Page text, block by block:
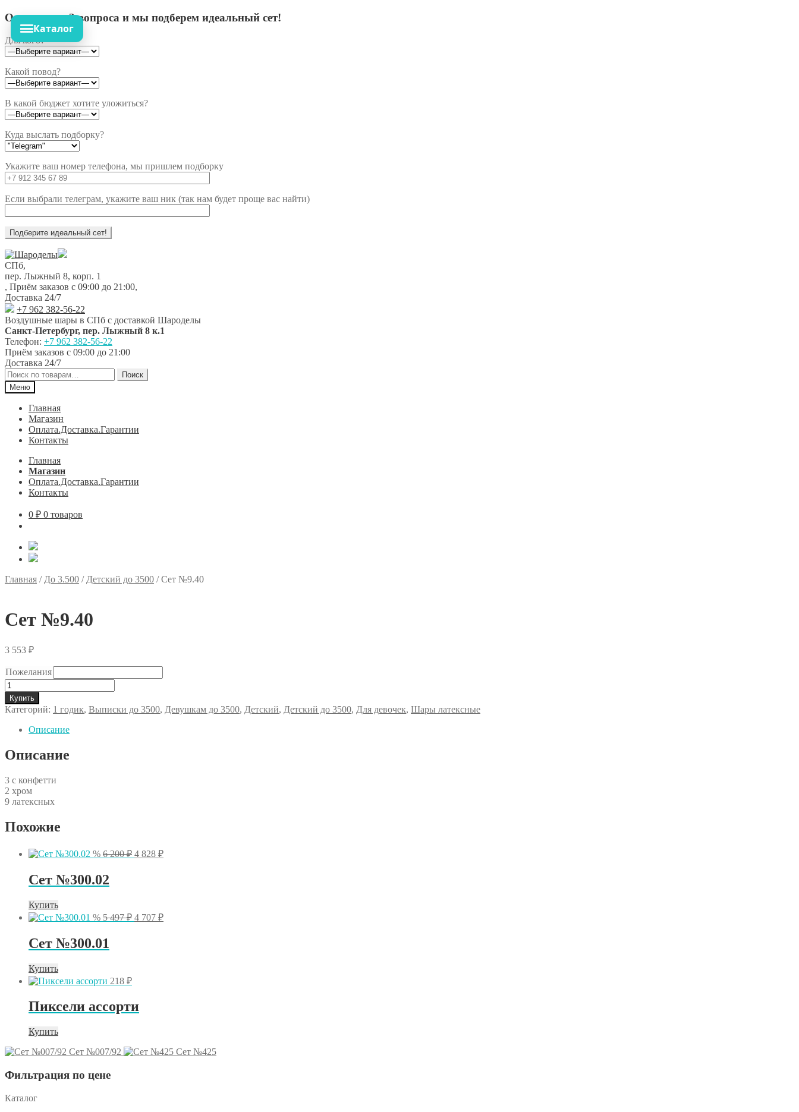
Ответьте на 3 вопроса и мы подберем идеальный сет!
Для кого?
Какой повод?
В какой бюджет хотите уложиться?
Куда выслать подборку?
Укажите ваш номер телефона, мы пришлем подборку
Если выбрали телеграм, укажите ваш ник (так нам будет проще вас найти)
Перейти
к
навигации
Перейти
к
содержимому
СПб,
пер. Лыжный 8, корп. 1
, Приём заказов с 09:00 до 21:00,
Доставка 24/7
+7 962 382-56-22
Воздушные шары в СПб с доставкой Шароделы
Санкт-Петербург, пер. Лыжный 8 к.1
Телефон: +7 962 382-56-22
Приём заказов с 09:00 до 21:00
Доставка 24/7
Искать:
Поиск
Меню
Главная
Магазин
Оплата.Доставка.Гарантии
Контакты
Главная
Магазин
Оплата.Доставка.Гарантии
Контакты
0 ₽ 0 товаров
Каталог
Главная /До 3.500 /Детский до 3500 /Сет №9.40
Сет №9.40
3 553 ₽
Пожелания
Количество
товара
Сет
№9.40
Купить
Категорий: 1 годик, Выписки до 3500, Девушкам до 3500, Детский, Детский до 3500, Для девочек, Шары латексные
Описание
Описание
3 с конфетти
2 хром
9 латексных
Похожие
% 6 200₽ Первоначальная
4 828 ₽Текущая
Сет №300.02
Купить
% 5 497₽ Первоначальная
4 707 ₽Текущая
Сет №300.01
Купить
218 ₽
Пиксели ассорти
Купить
Сет №007/92
Сет №425
Фильтрация по цене
Каталог